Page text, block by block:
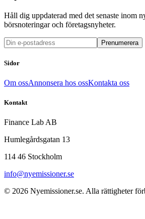
Håll dig uppdaterad med det senaste inom
börsnoteringar och företagsnyheter.
Prenumerera
Sidor
Om ossAnnonsera hos ossKontakta oss
Kontakt
Finance Lab AB
Humlegårdsgatan 13
114 46 Stockholm
info@nyemissioner.se
© 2026 Nyemissioner.se. Alla rättigheter